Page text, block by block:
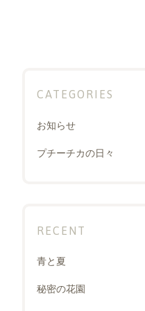
CATEGORIES
お知らせ
プチーチカの日々
RECENT
青と夏
秘密の花園